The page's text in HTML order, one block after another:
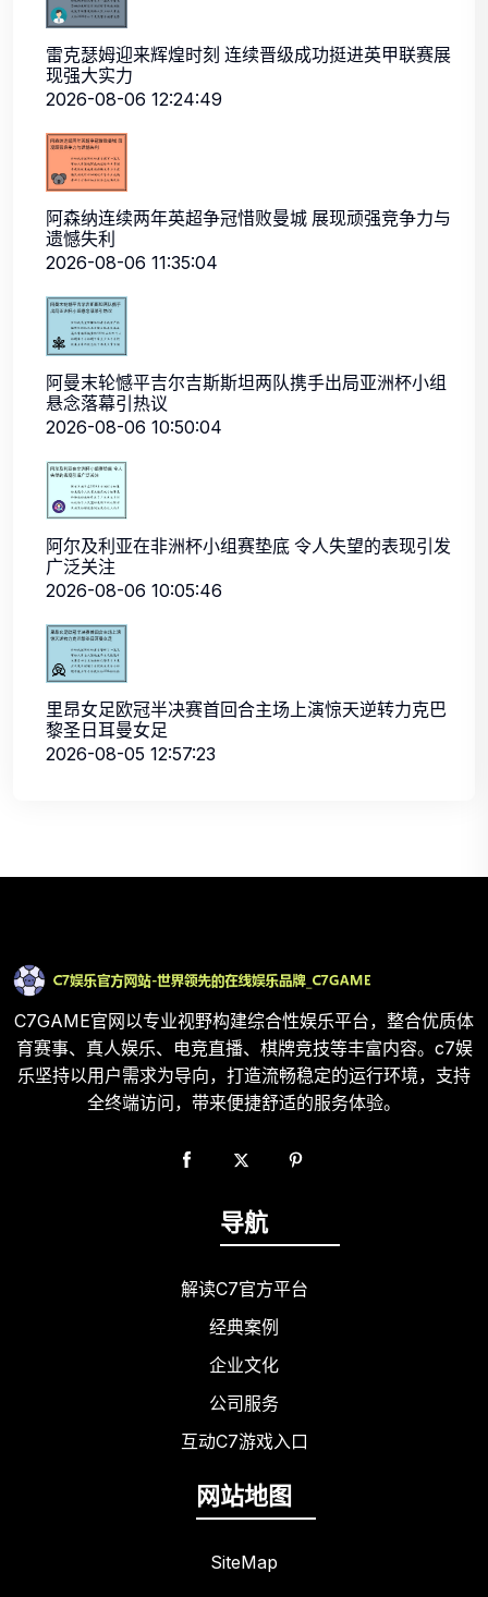
雷克瑟姆迎来辉煌时刻 连续晋级成功挺进英甲联赛展
现强大实力
2026-08-06 12:24:49
阿森纳连续两年英超争冠惜败曼城 展现顽强竞争力与
遗憾失利
2026-08-06 11:35:04
阿曼末轮憾平吉尔吉斯斯坦两队携手出局亚洲杯小组
悬念落幕引热议
2026-08-06 10:50:04
阿尔及利亚在非洲杯小组赛垫底 令人失望的表现引发
广泛关注
2026-08-06 10:05:46
里昂女足欧冠半决赛首回合主场上演惊天逆转力克巴
黎圣日耳曼女足
2026-08-05 12:57:23
C7GAME官网以专业视野构建综合性娱乐平台，整合优质体
育赛事、真人娱乐、电竞直播、棋牌竞技等丰富内容。c7娱
乐坚持以用户需求为导向，打造流畅稳定的运行环境，支持
全终端访问，带来便捷舒适的服务体验。
导航
解读C7官方平台
经典案例
企业文化
公司服务
互动C7游戏入口
网站地图
SiteMap